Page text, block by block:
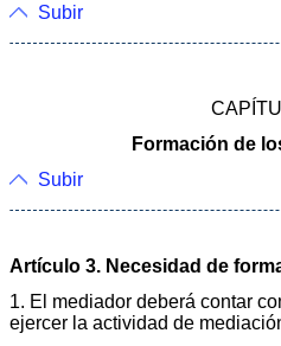
Subir
Formación de
Subir
Artículo 3. Necesidad de
1. El mediador deberá contar
ejercer la actividad de